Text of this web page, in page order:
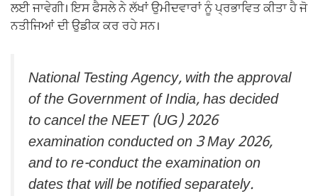
ਲਈ ਜਾਵੇਗੀ। ਇਸ ਫੈਸਲੇ ਨੇ ਲੱਖਾਂ ਉਮੀਦਵਾਰਾਂ ਨੂੰ ਪ੍ਰਭਾਵਿਤ ਕੀਤਾ ਹੈ ਜੋ
ਨਤੀਜਿਆਂ ਦੀ ਉਡੀਕ ਕਰ ਰਹੇ ਸਨ।
National Testing Agency, with the approval
of the Government of India, has decided
to cancel the NEET (UG) 2026
examination conducted on 3 May 2026,
and to re-conduct the examination on
dates that will be notified separately.